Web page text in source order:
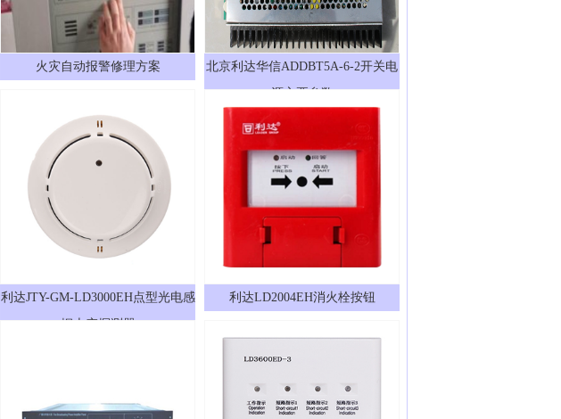
火灾自动报警修理方案
北京利达华信ADDBT5A-6-2开关电
源主要参数
利达JTY-GM-LD3000EH点型光电感
烟火灾探测器
利达LD2004EH消火栓按钮